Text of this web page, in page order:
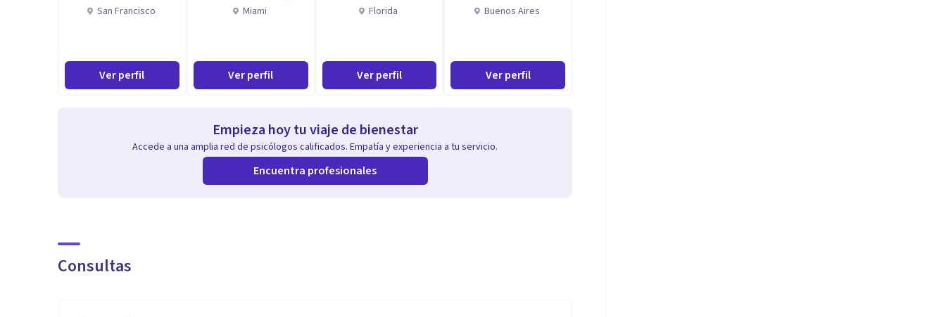
Problemas de apego y relaciones
Autoestima y crecimiento personal
San Francisco
Ver perfil
Miami
Ver perfil
Florida
Ver perfil
Buenos Aires
Ver perfil
Empieza hoy tu viaje de bienestar
Accede a una amplia red de psicólogos calificados. Empatía y experiencia a tu servicio.
Encuentra profesionales
Consultas